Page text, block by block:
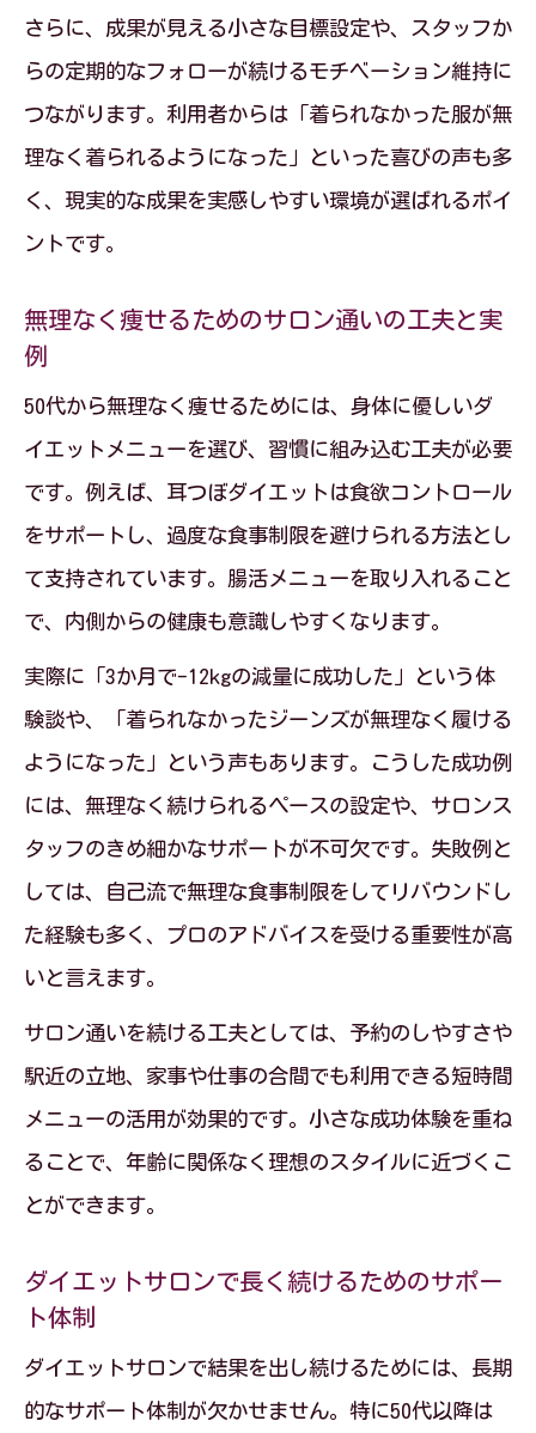
さらに、成果が見える小さな目標設定や、スタッフか
らの定期的なフォローが続けるモチベーション維持に
つながります。利用者からは「着られなかった服が無
理なく着られるようになった」といった喜びの声も多
く、現実的な成果を実感しやすい環境が選ばれるポイ
ントです。
無理なく痩せるためのサロン通いの工夫と実
例
50代から無理なく痩せるためには、身体に優しいダ
イエットメニューを選び、習慣に組み込む工夫が必要
です。例えば、耳つぼダイエットは食欲コントロール
をサポートし、過度な食事制限を避けられる方法とし
て支持されています。腸活メニューを取り入れること
で、内側からの健康も意識しやすくなります。
実際に「3か月で-12kgの減量に成功した」という体
験談や、「着られなかったジーンズが無理なく履ける
ようになった」という声もあります。こうした成功例
には、無理なく続けられるペースの設定や、サロンス
タッフのきめ細かなサポートが不可欠です。失敗例と
しては、自己流で無理な食事制限をしてリバウンドし
た経験も多く、プロのアドバイスを受ける重要性が高
いと言えます。
サロン通いを続ける工夫としては、予約のしやすさや
駅近の立地、家事や仕事の合間でも利用できる短時間
メニューの活用が効果的です。小さな成功体験を重ね
ることで、年齢に関係なく理想のスタイルに近づくこ
とができます。
ダイエットサロンで長く続けるためのサポー
ト体制
ダイエットサロンで結果を出し続けるためには、長期
的なサポート体制が欠かせません。特に50代以降は